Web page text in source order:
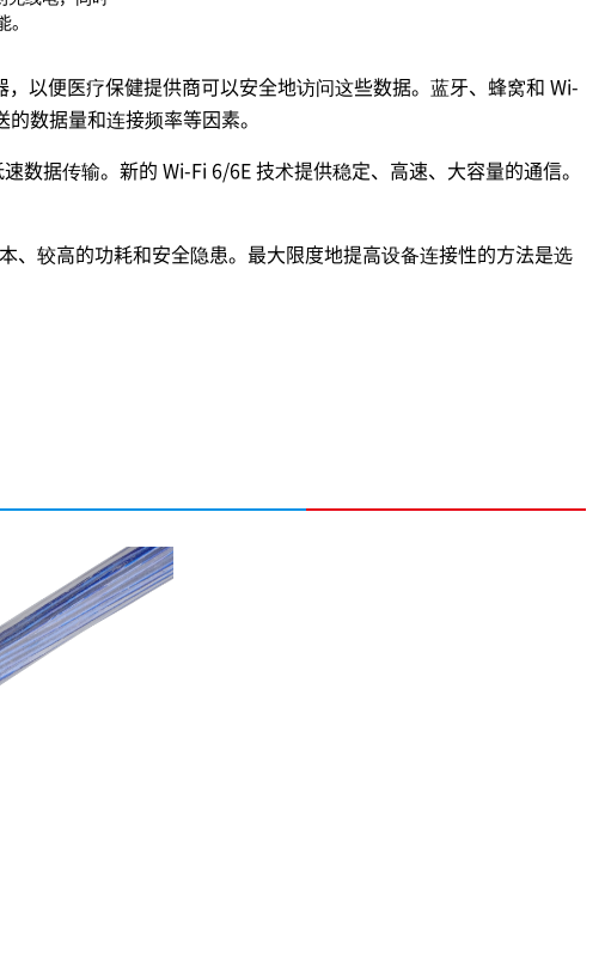
以便医疗保健提供商可以安全地访问这些数据。蓝牙、蜂窝和 Wi-
数据量和连接频率等因素。
据传输。新的 Wi-Fi 6/6E 技术提供稳定、高速、大容量的通信。
较高的功耗和安全隐患。最大限度地提高设备连接性的方法是选